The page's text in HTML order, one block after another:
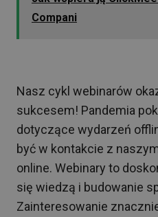
Compani
Nasz cykl webinarów
sukcesem! Pandemia
dotyczące wydarzeń
być w kontakcie z
online. Webinary to
się wiedzą i budowanie
Zainteresowanie